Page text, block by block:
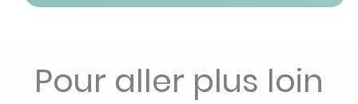
Pour aller plus loin